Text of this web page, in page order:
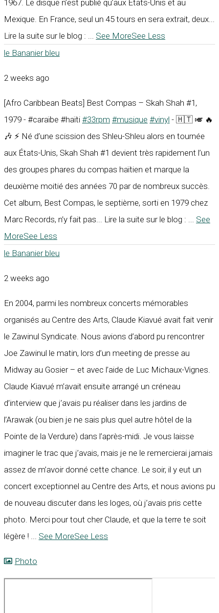
1967. Le disque n’est publié qu’aux États-Unis et au
Mexique. En France, seul un 45 tours en sera extrait, deux...
Lire la suite sur le blog :
See MoreSee Less
le Bananier bleu
2 weeks ago
[Afro Caribbean Beats] Best Compas – Skah Shah #1,
1979 - #caraïbe #haïti #33rpm #musique #vinyl - 🇭🇹 🎺 🔥
🎶 ⚡ Né d’une scission des Shleu-Shleu alors en tournée
aux États-Unis, Skah Shah #1 devient très rapidement l’un
des groupes phares du compas haïtien et marque la
deuxième moitié des années 70 par de nombreux succès.
Cet album, Best Compas, le septième, sorti en 1979 chez
Marc Records, n’y fait pas... Lire la suite sur le blog :
See
MoreSee Less
le Bananier bleu
2 weeks ago
En 2004, parmi les nombreux concerts mémorables
organisés au Centre des Arts, Claude Kiavué avait fait venir
le Zawinul Syndicate. Nous avions d’abord pu rencontrer
Joe Zawinul le matin, lors d’un meeting de presse au
Midway au Gosier – et avec l’aide de Luc Michaux-Vignes.
Claude Kiavué m’avait ensuite arrangé un créneau
d’interview que j’avais pu réaliser dans les jardins de
l’Arawak (ou bien je ne sais plus quel autre hôtel de la
Pointe de la Verdure) dans l’après-midi. Je vous laisse
imaginer le trac que j’avais, mais je ne le remercierai jamais
assez de m’avoir donné cette chance. Le soir, il y eut un
concert exceptionnel au Centre des Arts, et nous avions pu
de nouveau discuter dans les loges, où j’avais pris cette
photo. Merci pour tout cher Claude, et que la terre te soit
légère !
See MoreSee Less
Photo